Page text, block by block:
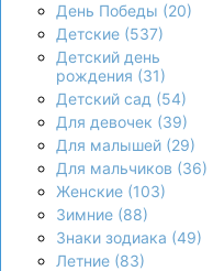
День Победы (20)
Детские (537)
Детский день
рождения (31)
Детский сад (54)
Для девочек (39)
Для малышей (29)
Для мальчиков (36)
Женские (103)
Зимние (88)
Знаки зодиака (49)
Летние (83)